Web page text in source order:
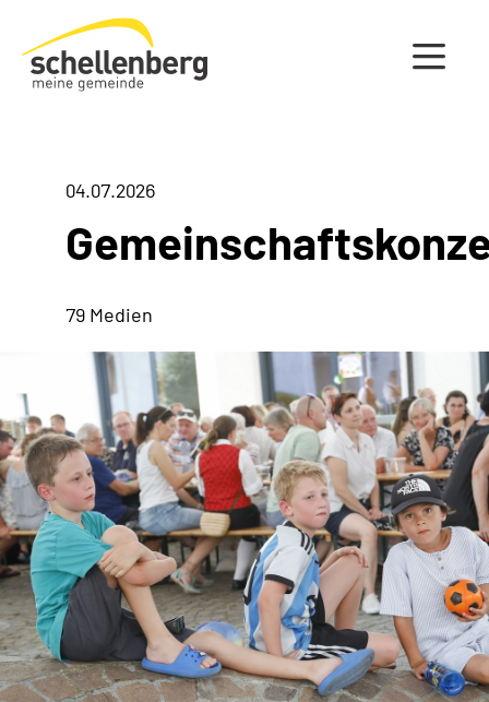
Gemeinde Schellenberg Startseite
04.07.2026
79 Medien